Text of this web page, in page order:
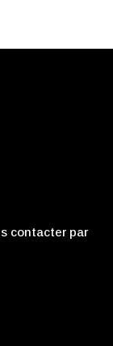
contacter par